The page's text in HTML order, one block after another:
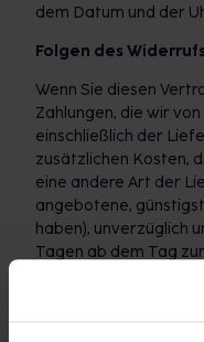
dem Datum und der
Folgen des
Wenn Sie diesen
Zahlungen, die wir
einschließlich der
zusätzlichen Kosten,
eine andere Art der
angebotene,
haben), unverzüglich
Tagen ab dem Tag
eingegangen ist. Für
dasselbe